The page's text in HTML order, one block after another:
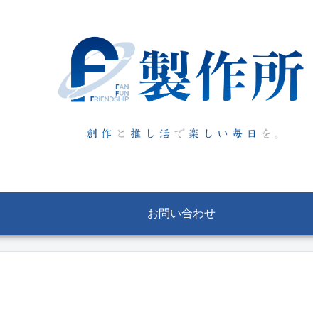
お問い合わせ